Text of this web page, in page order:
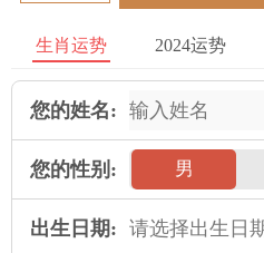
8月份，属牛男性需要更加努力地
月的时间将会有很多工作机会和
和扩大自己的人际网络，属牛男
九月份：多关注家庭
生肖运势 2024运势
您的姓名:
您的性别: 男
出生日期: